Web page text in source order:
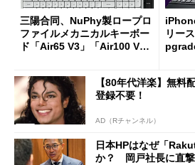
三陽合同、NuPhy製ロープロ
ファイルメカニカルキーボー
ド「Air65 V3」「Air100 V
リー
ut」
【80年代洋楽】無料
登録不要！
AD（Rチャンネル）
日本HPはなぜ「
か？ 岡戸社長に直撃